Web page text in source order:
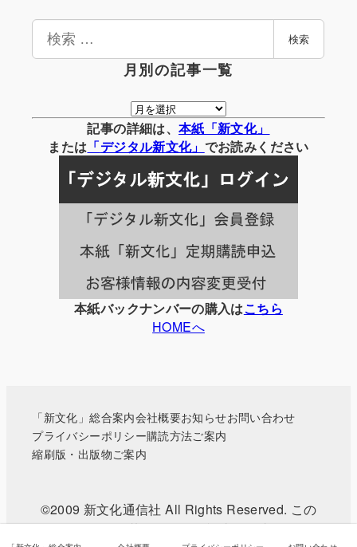
検
検索
月別の記事一覧
月
別
の
事
一
覧
記事の詳細は、 本紙「新文化」
または 「デジタル新文化」 でお読みください
本紙バックナンバーの購入はこちら
HOMEへ
「新文化」総合案内会社概要お知らせお問い合わせ
プライバシーポリシー購読方法ご案内
縮刷版・出版物ご案内
©2009 新文化通信社 All Rights Reserved. この
WEBサイトに掲載されている記事・写真などの無